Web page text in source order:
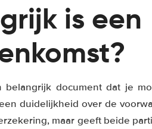
is een
belangrijk document dat je
duidelijkheid over de
maar geeft beide